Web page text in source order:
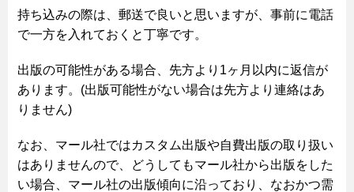
持ち込みの際は、郵送で良いと思いますが、事前に電話
で一方を入れておくと丁寧です。
出版の可能性がある場合、先方より1ヶ月以内に返信が
あります。(出版可能性がない場合は先方より連絡はあ
りません)
なお、マール社ではカスタム出版や自費出版の取り扱い
はありませんので、どうしてもマール社から出版をした
い場合、マール社の出版傾向に沿っており、なおかつ需